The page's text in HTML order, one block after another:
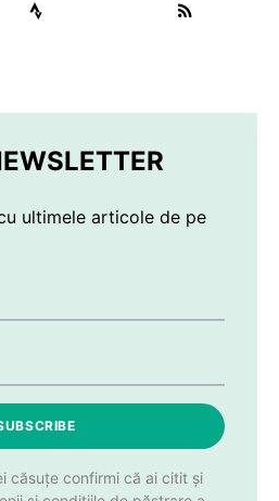
ultimele articole de pe
căsuțe confirmi că ai citit și